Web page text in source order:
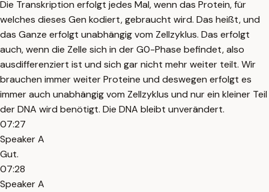
Die Transkription erfolgt jedes Mal, wenn das Protein, für
welches dieses Gen kodiert, gebraucht wird. Das heißt, und
das Ganze erfolgt unabhängig vom Zellzyklus. Das erfolgt
auch, wenn die Zelle sich in der G0-Phase befindet, also
ausdifferenziert ist und sich gar nicht mehr weiter teilt. Wir
brauchen immer weiter Proteine und deswegen erfolgt es
immer auch unabhängig vom Zellzyklus und nur ein kleiner Teil
der DNA wird benötigt. Die DNA bleibt unverändert.
07:27
Speaker A
Gut.
07:28
Speaker A